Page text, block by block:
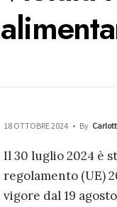
18 OTTOBRE 2024 • By
Il 30 luglio 2024 è
regolamento (UE)
vigore dal 19